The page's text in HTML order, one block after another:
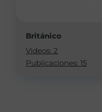
Británico
Videos: 2
Publicaciones: 15